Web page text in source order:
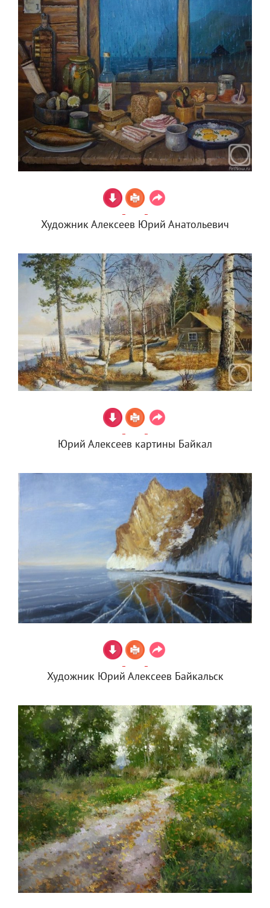
Художник Алексеев Юрий Анатольевич
Юрий Алексеев картины Байкал
Художник Юрий Алексеев Байкальск